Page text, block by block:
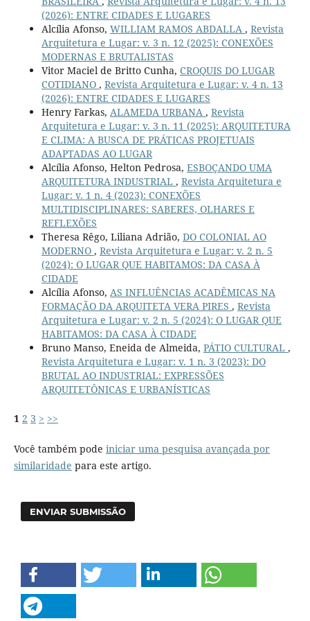
(2026): ENTRE CIDADES E LUGARES
Alcília Afonso, WILLIAM RAMOS ABDALLA , Revista
Arquitetura e Lugar: v. 3 n. 12 (2025): CONEXÕES
MODERNAS E BRUTALISTAS
Vitor Maciel de Britto Cunha, CROQUIS DO LUGAR
COTIDIANO , Revista Arquitetura e Lugar: v. 4 n. 13
(2026): ENTRE CIDADES E LUGARES
Henry Farkas, ALAMEDA URBANA , Revista
Arquitetura e Lugar: v. 3 n. 11 (2025): ARQUITETURA
E CLIMA: A BUSCA DE PRÁTICAS PROJETUAIS
ADAPTADAS AO LUGAR
Alcília Afonso, Helton Pedrosa, ESBOÇANDO UMA
ARQUITETURA INDUSTRIAL , Revista Arquitetura e
Lugar: v. 1 n. 4 (2023): CONEXÕES
MULTIDISCIPLINARES: SABERES, OLHARES E
REFLEXÕES
Theresa Rêgo, Liliana Adrião, DO COLONIAL AO
MODERNO , Revista Arquitetura e Lugar: v. 2 n. 5
(2024): O LUGAR QUE HABITAMOS: DA CASA À
CIDADE
Alcília Afonso, AS INFLUÊNCIAS ACADÊMICAS NA
FORMAÇÃO DA ARQUITETA VERA PIRES , Revista
Arquitetura e Lugar: v. 2 n. 5 (2024): O LUGAR QUE
HABITAMOS: DA CASA À CIDADE
Bruno Manso, Eneida de Almeida, PÁTIO CULTURAL ,
Revista Arquitetura e Lugar: v. 1 n. 3 (2023): DO
BRUTAL AO INDUSTRIAL: EXPRESSÕES
ARQUITETÔNICAS E URBANÍSTICAS
1 2 3 > >>
Você também pode iniciar uma pesquisa avançada por
similaridade para este artigo.
ENVIAR SUBMISSÃO